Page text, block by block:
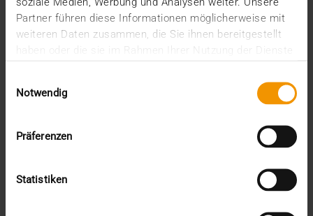
soziale Medien, Werbung und Analysen weiter. Unsere
Partner führen diese Informationen möglicherweise mit
weiteren Daten zusammen, die Sie ihnen bereitgestellt
haben oder die sie im Rahmen Ihrer Nutzung der Dienste
Notwendig
Präferenzen
Statistiken
juin (1)
mars (1)
décembre (1)
août (1)
mai (5)